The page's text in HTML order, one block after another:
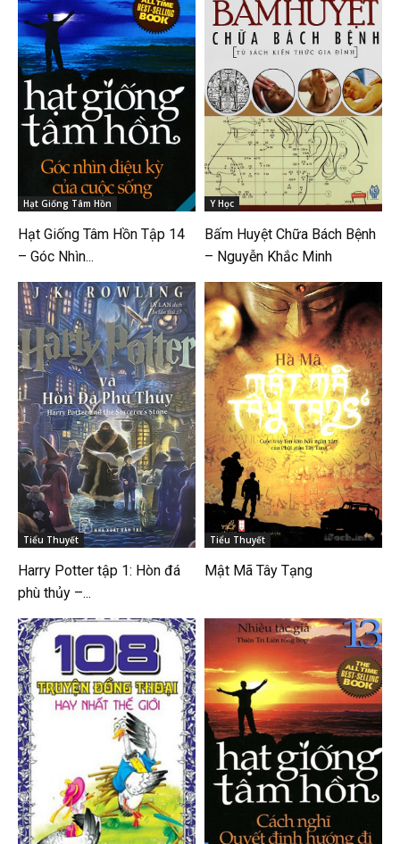
Hạt Giống Tâm Hồn
Hạt Giống Tâm Hồn Tập 14
– Góc Nhìn...
Y Học
Bấm Huyệt Chữa Bách Bệnh
– Nguyễn Khắc Minh
Tiểu Thuyết
Harry Potter tập 1: Hòn đá
phù thủy –...
Tiểu Thuyết
Mật Mã Tây Tạng